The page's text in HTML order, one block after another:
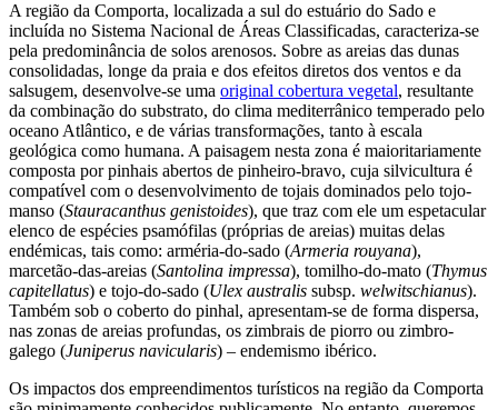
A região da Comporta, localizada a sul do estuário do Sado e
incluída no Sistema Nacional de Áreas Classificadas, caracteriza-se
pela predominância de solos arenosos. Sobre as areias das dunas
consolidadas, longe da praia e dos efeitos diretos dos ventos e da
salsugem, desenvolve-se uma original cobertura vegetal, resultante
da combinação do substrato, do clima mediterrânico temperado pelo
oceano Atlântico, e de várias transformações, tanto à escala
geológica como humana. A paisagem nesta zona é maioritariamente
composta por pinhais abertos de pinheiro-bravo, cuja silvicultura é
compatível com o desenvolvimento de tojais dominados pelo tojo-
manso (Stauracanthus genistoides), que traz com ele um espetacular
elenco de espécies psamófilas (próprias de areias) muitas delas
endémicas, tais como: arméria-do-sado (Armeria rouyana),
marcetão-das-areias (Santolina impressa), tomilho-do-mato (Thymus
capitellatus) e tojo-do-sado (Ulex australis subsp. welwitschianus).
Também sob o coberto do pinhal, apresentam-se de forma dispersa,
nas zonas de areias profundas, os zimbrais de piorro ou zimbro-
galego (Juniperus navicularis) – endemismo ibérico.
Os impactos dos empreendimentos turísticos na região da Comporta